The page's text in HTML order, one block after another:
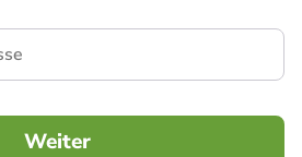
Weiter